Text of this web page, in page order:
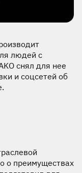
людей с
снял для нее
и соцсетей об
о преимуществах